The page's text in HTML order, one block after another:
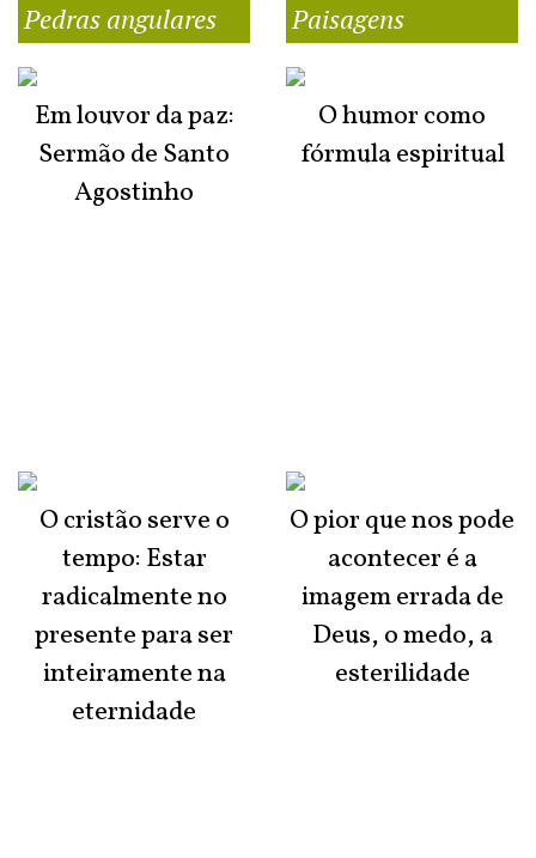
Pedras angulares
Em louvor da paz:
Sermão de Santo
Agostinho
O cristão serve o
tempo: Estar
radicalmente no
presente para ser
inteiramente na
eternidade
Paisagens
O humor como
fórmula espiritual
O pior que nos pode
acontecer é a
imagem errada de
Deus, o medo, a
esterilidade